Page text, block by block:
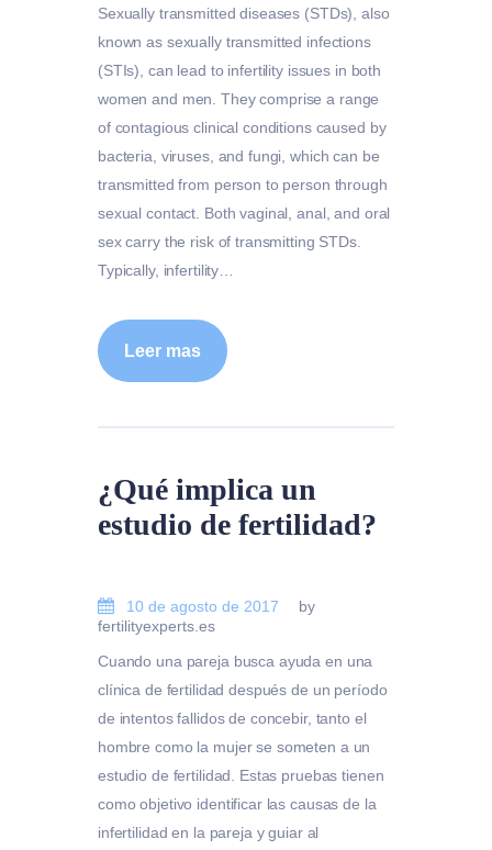
Sexually transmitted diseases (STDs), also
known as sexually transmitted infections
(STIs), can lead to infertility issues in both
women and men. They comprise a range
of contagious clinical conditions caused by
bacteria, viruses, and fungi, which can be
transmitted from person to person through
sexual contact. Both vaginal, anal, and oral
sex carry the risk of transmitting STDs.
Typically, infertility…
Leer mas
¿Qué implica un
estudio de fertilidad?
10 de agosto de 2017
by
fertilityexperts.es
Cuando una pareja busca ayuda en una
clínica de fertilidad después de un período
de intentos fallidos de concebir, tanto el
hombre como la mujer se someten a un
estudio de fertilidad. Estas pruebas tienen
como objetivo identificar las causas de la
infertilidad en la pareja y guiar al